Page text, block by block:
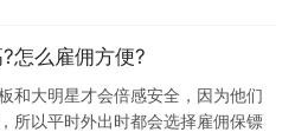
怎么雇佣方便?
和大明星才会倍感安全，因为他们
所以平时外出时都会选择雇佣保镖